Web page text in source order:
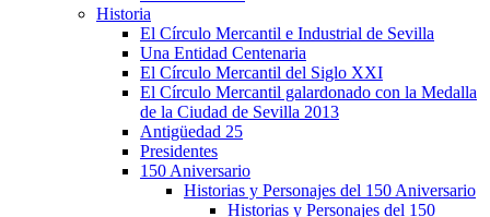
Historia
El Círculo Mercantil e Industrial de Sevilla
Una Entidad Centenaria
El Círculo Mercantil del Siglo XXI
El Círculo Mercantil galardonado con la Medalla
de la Ciudad de Sevilla 2013
Antigüedad 25
Presidentes
150 Aniversario
Historias y Personajes del 150 Aniversario
Historias y Personajes del 150